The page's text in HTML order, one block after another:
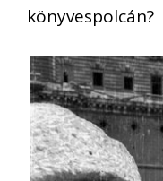
könyvespolcán?